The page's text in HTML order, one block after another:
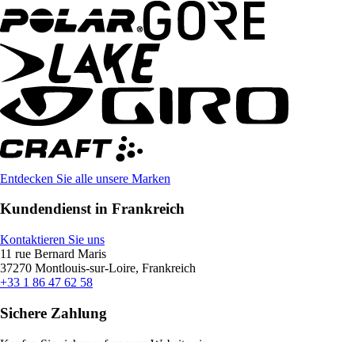
Entdecken Sie alle unsere Marken
Kundendienst in Frankreich
Kontaktieren Sie uns
11 rue Bernard Maris
37270 Montlouis-sur-Loire, Frankreich
+33 1 86 47 62 58
Sichere Zahlung